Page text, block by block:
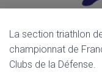
La section triathlon
championnat de
Clubs de la Défense.